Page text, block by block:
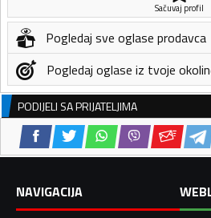
Sačuvaj profil
Pogledaj sve oglase prodavca
Pogledaj oglase iz tvoje
PODIJELI SA PRIJATELJIMA
NAVIGACIJA